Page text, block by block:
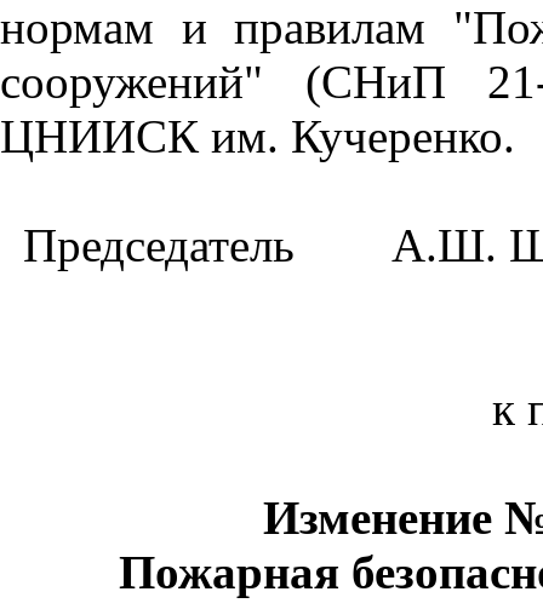
нормам и правилам
сооружений" (СНиП
ЦНИИСК им. Кучеренко.
Председатель А.Ш.
к
Изменение
Пожарная